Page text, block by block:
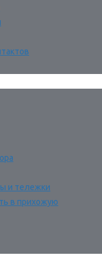
и тележки
в прихожую